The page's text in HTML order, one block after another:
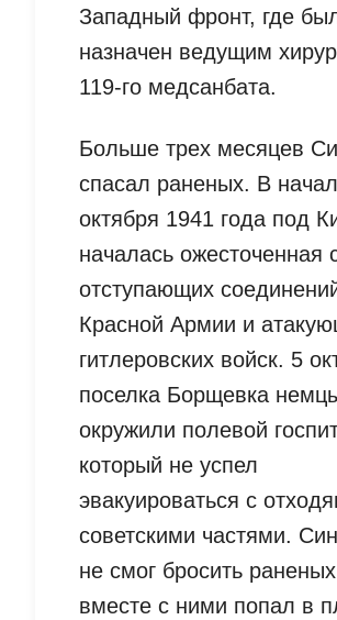
Западный фронт, где
назначен ведущим
119-го медсанбата.
Больше трех месяцев
спасал раненых. В
октября 1941 года под
началась ожесточенная
отступающих
Красной Армии и
гитлеровских войск. 5
поселка Борщевка
окружили полевой
который не успел
эвакуироваться с
советскими частями.
не смог бросить
вместе с ними попал в